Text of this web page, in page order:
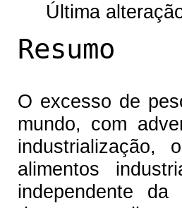
Última
Resumo
O excesso de
mundo, com
industrialização,
alimentos
independente